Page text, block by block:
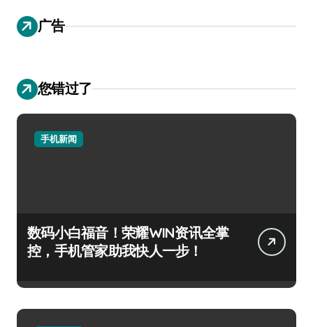
广告
您错过了
手机新闻
数码小白福音！荣耀WIN资讯全掌
控，手机管家助我快人一步！